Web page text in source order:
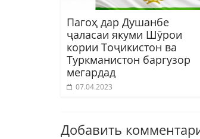
Пагоҳ дар Душанбе
ҷаласаи якуми Шӯрои
кории Тоҷикистон ва
Туркманистон баргузор
мегардад
07.04.2023
Добавить